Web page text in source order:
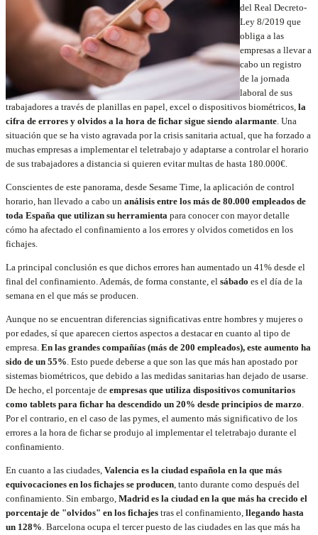
del Real Decreto-
Ley 8/2019 que
obliga a las
empresas a llevar a
cabo un registro
de la jornada
laboral de sus
trabajadores a través de planillas en papel, excel o dispositivos biométricos, la
cifra de errores y olvidos a la hora de fichar sigue siendo alarmante. Una
situación que se ha visto agravada por la crisis sanitaria actual, que ha forzado a
muchas empresas a implementar el teletrabajo y adaptarse a controlar el horario
de sus trabajadores a distancia si quieren evitar multas de hasta 180.000€.
Conscientes de este panorama, desde Sesame Time, la aplicación de control
horario, han llevado a cabo un análisis entre los más de 80.000 empleados de
toda España que utilizan su herramienta para conocer con mayor detalle
cómo ha afectado el confinamiento a los errores y olvidos cometidos en los
fichajes.
La principal conclusión es que dichos errores han aumentado un 41% desde el
final del confinamiento. Además, de forma constante, el sábado es el día de la
semana en el que más se producen.
Aunque no se encuentran diferencias significativas entre hombres y mujeres o
por edades, sí que aparecen ciertos aspectos a destacar en cuanto al tipo de
empresa. En las grandes compañías (más de 200 empleados), este aumento ha
sido de un 55%. Esto puede deberse a que son las que más han apostado por
sistemas biométricos, que debido a las medidas sanitarias han dejado de usarse.
De hecho, el porcentaje de empresas que utiliza dispositivos comunitarios
como tablets para fichar ha descendido un 20% desde principios de marzo.
Por el contrario, en el caso de las pymes, el aumento más significativo de los
errores a la hora de fichar se produjo al implementar el teletrabajo durante el
confinamiento.
En cuanto a las ciudades, Valencia es la ciudad española en la que más
equivocaciones en los fichajes se producen, tanto durante como después del
confinamiento. Sin embargo, Madrid es la ciudad en la que más ha crecido el
porcentaje de "olvidos" en los fichajes tras el confinamiento, llegando hasta
un 128%. Barcelona ocupa el tercer puesto de las ciudades en las que más ha